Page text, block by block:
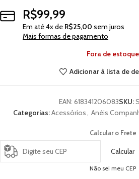
R$99,99
Em até4x de R$25,00 sem juros
Mais formas de pagamento
Fora de estoque
Adicionar à lista de
EAN: 618341206083SKU:
Categorias:Acessórios, Anéis
Calcular o Frete
Calcular
Não sei meu CEP